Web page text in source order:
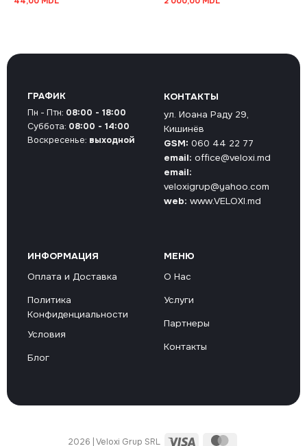
КОНТАКТЫ
ул. Иоана Раду 29,
Кишинёв
GSM: 060 44 22 77
email: office@veloxi.md
email:
veloxigrup@yahoo.com
web: www.VELOXI.md
ИНФОРМАЦИЯ
Оплата и Доставка
Политика
Конфиденциальности
Условия
Блог
МЕНЮ
О Нас
Услуги
Партнеры
Контакты
ГРАФИК
Пн - Птн: 08:00 - 18:00
Суббота: 08:00 - 14:00
Воскресенье: выходной
2026 | Veloxi Grup SRL Visa